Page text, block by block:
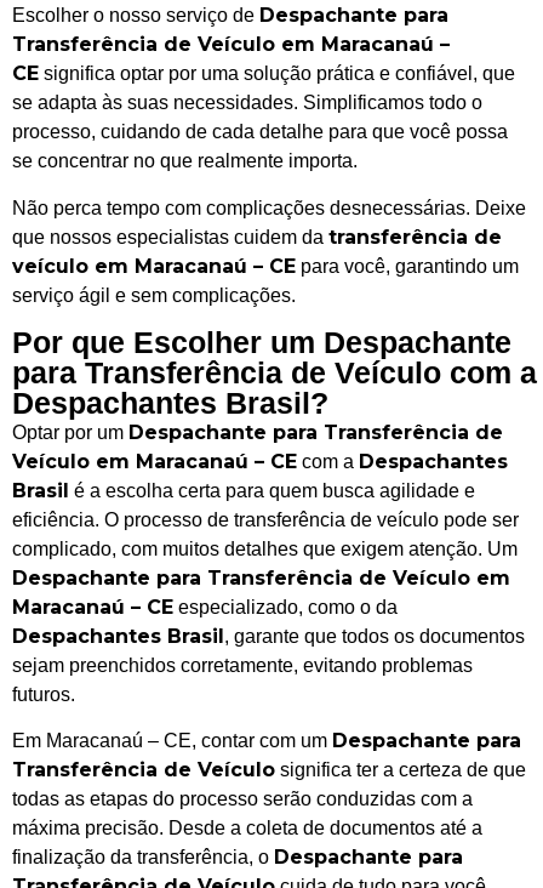
Escolher o nosso serviço de Despachante para
Transferência de Veículo em Maracanaú –
CE significa optar por uma solução prática e confiável, que
se adapta às suas necessidades. Simplificamos todo o
processo, cuidando de cada detalhe para que você possa
se concentrar no que realmente importa.
Não perca tempo com complicações desnecessárias. Deixe
que nossos especialistas cuidem da transferência de
veículo em Maracanaú – CE para você, garantindo um
serviço ágil e sem complicações.
Por que Escolher um Despachante
para Transferência de Veículo com a
Despachantes Brasil?
Optar por um Despachante para Transferência de
Veículo em Maracanaú – CE com a Despachantes
Brasil é a escolha certa para quem busca agilidade e
eficiência. O processo de transferência de veículo pode ser
complicado, com muitos detalhes que exigem atenção. Um
Despachante para Transferência de Veículo em
Maracanaú – CE especializado, como o da
Despachantes Brasil, garante que todos os documentos
sejam preenchidos corretamente, evitando problemas
futuros.
Em Maracanaú – CE, contar com um Despachante para
Transferência de Veículo significa ter a certeza de que
todas as etapas do processo serão conduzidas com a
máxima precisão. Desde a coleta de documentos até a
finalização da transferência, o Despachante para